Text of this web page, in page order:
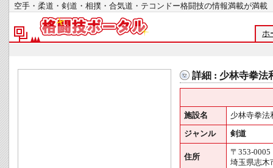
空手・柔道・剣道・相撲・合気道・テコンドー格闘技の情報満載が
ホ
詳細 : 少林寺拳法
施設名 少林寺拳法
ジャンル 剣道
住所
〒353-0005
埼玉県志木